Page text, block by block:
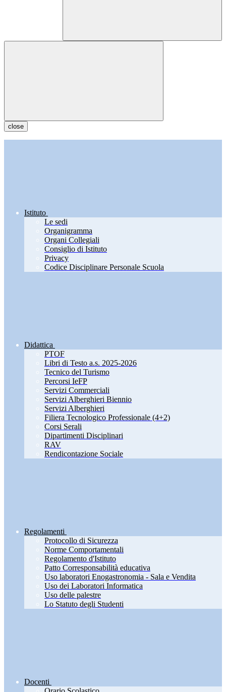
close
Istituto
Le sedi
Organigramma
Organi Collegiali
Consiglio di Istituto
Privacy
Codice Disciplinare Personale Scuola
Didattica
PTOF
Libri di Testo a.s. 2025-2026
Tecnico del Turismo
Percorsi IeFP
Servizi Commerciali
Servizi Alberghieri Biennio
Servizi Alberghieri
Filiera Tecnologico Professionale (4+2)
Corsi Serali
Dipartimenti Disciplinari
RAV
Rendicontazione Sociale
Regolamenti
Protocollo di Sicurezza
Norme Comportamentali
Regolamento d'Istituto
Patto Corresponsabilità educativa
Uso laboratori Enogastronomia - Sala e Vendita
Uso dei Laboratori Informatica
Uso delle palestre
Lo Statuto degli Studenti
Docenti